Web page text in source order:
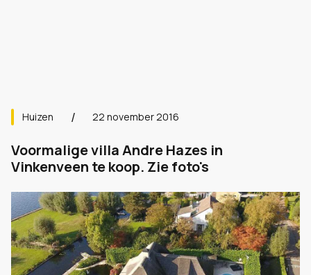
Huizen 22 november 2016
Voormalige villa Andre Hazes in
Vinkenveen te koop. Zie foto's